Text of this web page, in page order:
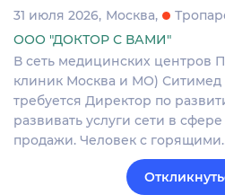
31 июля 2026 Москва
ООО "ДОКТОР С ВАМИ"
В сеть медицинских
клиник Москва и МО) Ситимед
требуется Директор по
развивать услуги сети в
продажи. Человек с